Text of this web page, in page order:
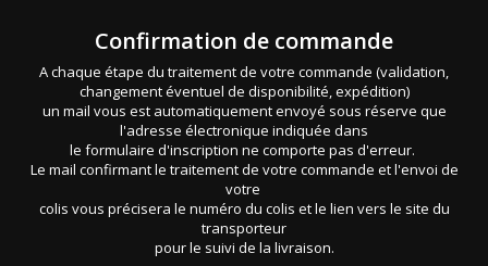
Confirmation de commande
A chaque étape du traitement de votre commande (validation,
changement éventuel de disponibilité, expédition)
un mail vous est automatiquement envoyé sous réserve que
l'adresse électronique indiquée dans
le formulaire d'inscription ne comporte pas d'erreur.
Le mail confirmant le traitement de votre commande et l'envoi de
votre
colis vous précisera le numéro du colis et le lien vers le site du
transporteur
pour le suivi de la livraison.